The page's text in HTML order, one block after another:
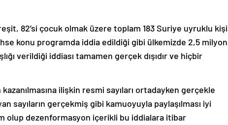
82’si çocuk olmak üzere toplam 183 Suriye uyruklu kişi
konu programda iddia edildiği gibi ülkemizde 2,5 milyon
verildiği iddiası tamamen gerçek dışıdır ve hiçbir
kazanılmasına ilişkin resmi sayıları ortadayken gerçekle
sayıların gerçekmiş gibi kamuoyuyla paylaşılması iyi
olup dezenformasyon içerikli bu iddialara itibar